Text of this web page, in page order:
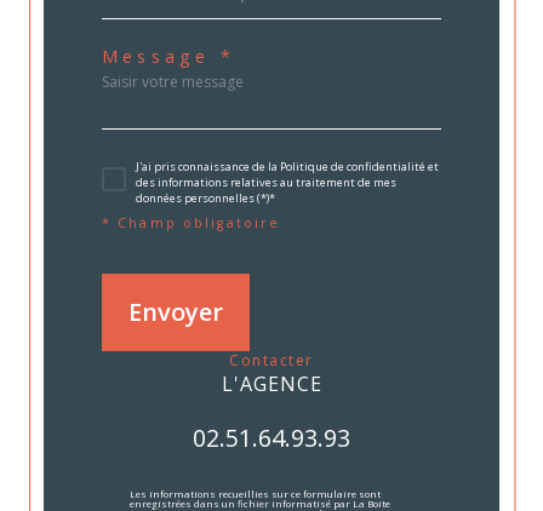
Message *
J'ai pris connaissance de la Politique de confidentialité et
des informations relatives au traitement de mes
données personnelles (*)*
* Champ obligatoire
Envoyer
contacter
L'AGENCE
02.51.64.93.93
Les informations recueillies sur ce formulaire sont
enregistrées dans un fichier informatisé par La Boite